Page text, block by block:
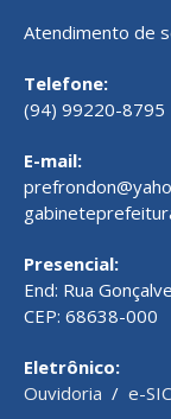
Atendimento de
Telefone:
(94) 99220-8795
E-mail:
Presencial:
End: Rua
CEP: 68638-000
Eletrônico:
Ouvidoria / e-SIC